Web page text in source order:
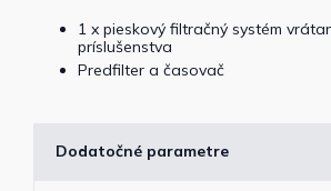
1 x pieskový filtračný systém
príslušenstva
Predfilter a časovač
Dodatočné parametre